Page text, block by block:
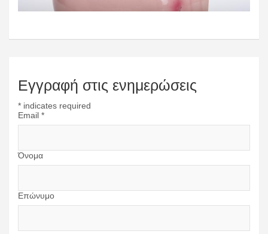
Εγγραφή στις ενημερώσεις
* indicates required
Email *
Όνομα
Επώνυμο